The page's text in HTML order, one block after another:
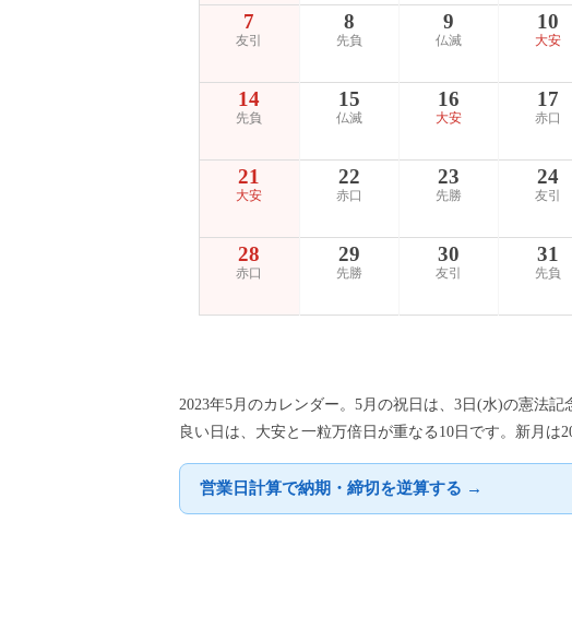
7
友引
8
先負
9
仏滅
10
大安
14
先負
15
仏滅
16
大安
17
赤口
21
大安
22
赤口
23
先勝
24
友引
28
赤口
29
先勝
30
友引
31
先負
2023年5月のカレンダー。5月の祝日は、3日(水)の憲法
良い日は、大安と一粒万倍日が重なる10日です。新月は
営業日計算で納期・締切を逆算する →